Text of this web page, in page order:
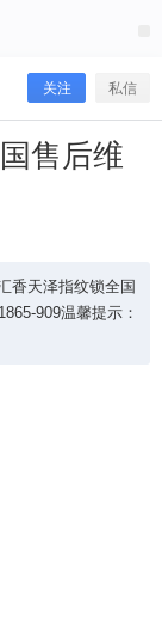
关注 私信
售后维
天泽指纹锁全国
909温馨提示：
后维修